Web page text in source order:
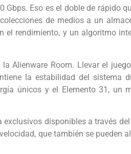
Eso es el doble de rápido
de medios a un
el rendimiento, y un algoritmo
Alienware Room. Llevar el
la estabilidad del sistema
únicos y el Elemento 31, un
exclusivos disponibles a través
que también se pueden